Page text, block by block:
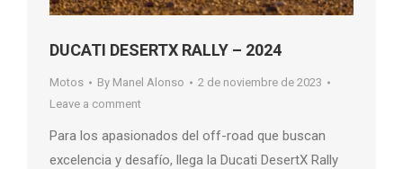
DUCATI DESERTX RALLY – 2024
Motos By Manel Alonso
2 de noviembre de 2023
Leave a comment
Para los apasionados del off-road que buscan
excelencia y desafío, llega la Ducati DesertX Rally